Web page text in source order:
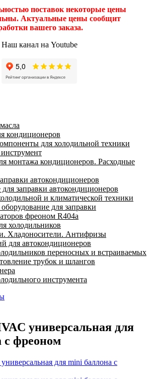
поставок некоторые цены
Актуальные цены сообщит
вашего заказа.
Наш канал на Youtube
кондиционеров
для холодильной техники
монтажа кондиционеров. Расходные
автокондиционеров
заправки автокондиционеров
и климатической техники
для заправки
фреоном R404a
холодильников
Хладоносители. Антифризы
для автокондиционеров
переносных и встраиваемых
трубок и шлангов
инструмента
универсальная для
с фреоном